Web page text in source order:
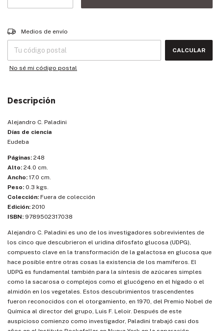
Entregas para el CP:
Medios de envío
CALCULAR
No sé mi código postal
Descripción
Alejandro C. Paladini
Días de ciencia
Eudeba
Páginas: 248
Alto: 24.0 cm.
Ancho: 17.0 cm.
Peso: 0.3 kgs.
Colección: Fuera de colección
Edición: 2010
ISBN: 9789502317038
Alejandro C. Paladini es uno de los investigadores sobrevivientes de
los cinco que descubrieron el uridina difosfato glucosa (UDPG),
compuesto clave en la transformación de la galactosa en glucosa que
hace posible entre otras cosas la existencia de los mamíferos. El
UDPG es fundamental también para la síntesis de azúcares simples
como la sacarosa o complejos como el glucógeno en el hígado o el
almidón en los vegetales. Estos descubrimientos trascendentes
fueron reconocidos con el otorgamiento, en 1970, del Premio Nobel de
Química al director del grupo, Luis F. Leloir. Después de este
auspicioso comienzo como investigador, Paladini trabajó casi dos